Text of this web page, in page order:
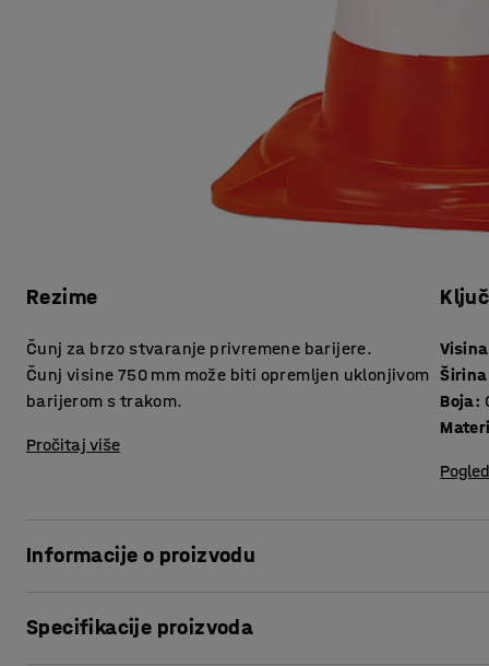
Rezime
Čunj za brzo stvaranje privremene barijere.
Čunj visine 750 mm može biti opremljen uklonjivom
barijerom s trakom.
Pročitaj više
Visina
Širina
Boja:
Informacije o proizvodu
Specifikacije proizvoda